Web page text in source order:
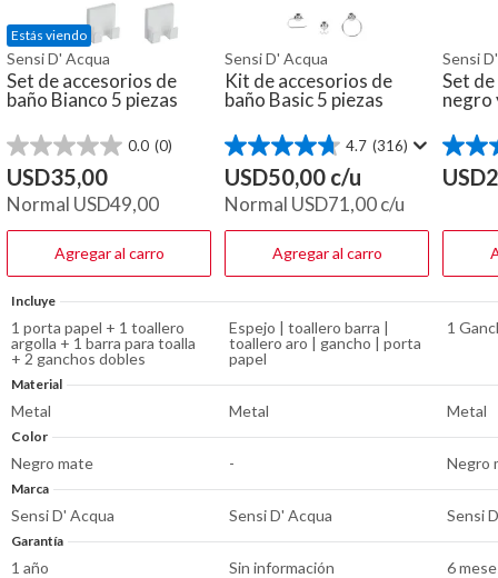
Estás viendo
Sensi D' Acqua
Set de accesorios de
baño Bianco 5 piezas
0.0 (0)
0.0
de
5
estrellas.
USD35,00
Normal USD49,00
Agregar al carro
Sensi D' Acqua
Kit de accesorios de
baño Basic 5 piezas
4.7 (316)
4.7
de
5
estrellas.
USD50,00 c/u
Normal USD71,00c/u
Agregar al carro
Sensi
Set
negro
4.8
de
5
USD
Incluye
1 porta papel + 1 toallero
argolla + 1 barra para toalla
+ 2 ganchos dobles
Espejo | toallero barra |
toallero aro | gancho | porta
papel
1
Material
Metal Metal Metal
Color
Negro mate - Negro
Marca
Sensi D' Acqua Sensi D' Acqua Sensi
Garantía
1 año Sin información 6